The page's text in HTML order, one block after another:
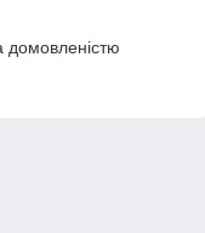
домовленістю